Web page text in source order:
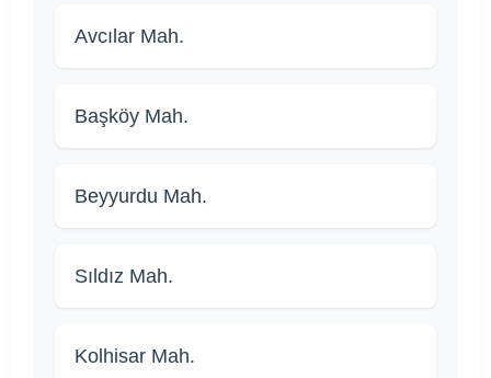
Avcılar Mah.
Başköy Mah.
Beyyurdu Mah.
Sıldız Mah.
Kolhisar Mah.